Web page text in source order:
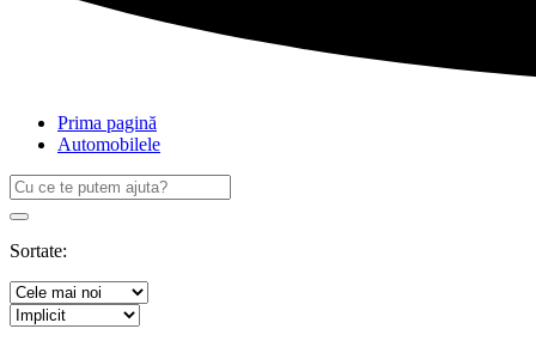
Prima pagină
Automobilele
Caută
după:
Search
Sortate: